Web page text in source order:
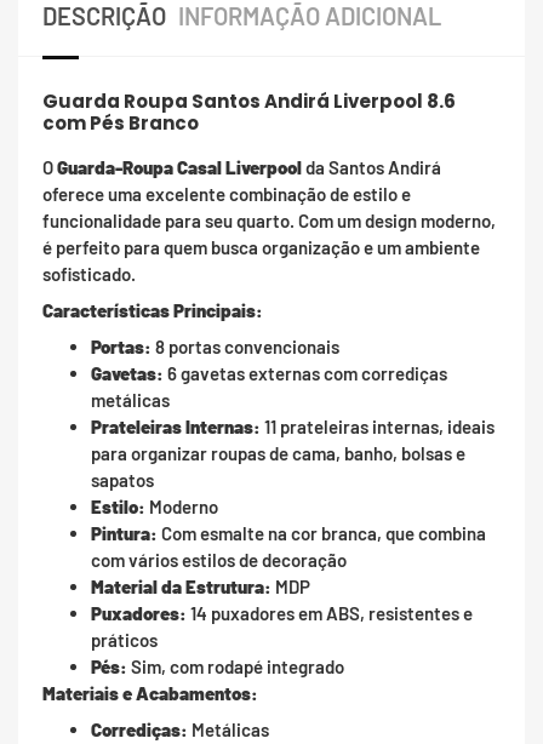
DESCRIÇÃO INFORMAÇÃO ADICIONAL
Guarda Roupa Santos Andirá Liverpool 8.6
com Pés Branco
OGuarda-Roupa Casal Liverpoolda Santos Andirá
oferece uma excelente combinação de estilo e
funcionalidade para seu quarto. Com um design moderno,
é perfeito para quem busca organização e um ambiente
sofisticado.
Características Principais:
Portas: 8 portas convencionais
Gavetas: 6 gavetas externas com corrediças
metálicas
Prateleiras Internas: 11 prateleiras internas, ideais
para organizar roupas de cama, banho, bolsas e
sapatos
Estilo: Moderno
Pintura: Com esmalte na cor branca, que combina
com vários estilos de decoração
Material da Estrutura: MDP
Puxadores: 14 puxadores em ABS, resistentes e
práticos
Pés: Sim, com rodapé integrado
Materiais e Acabamentos:
Corrediças: Metálicas